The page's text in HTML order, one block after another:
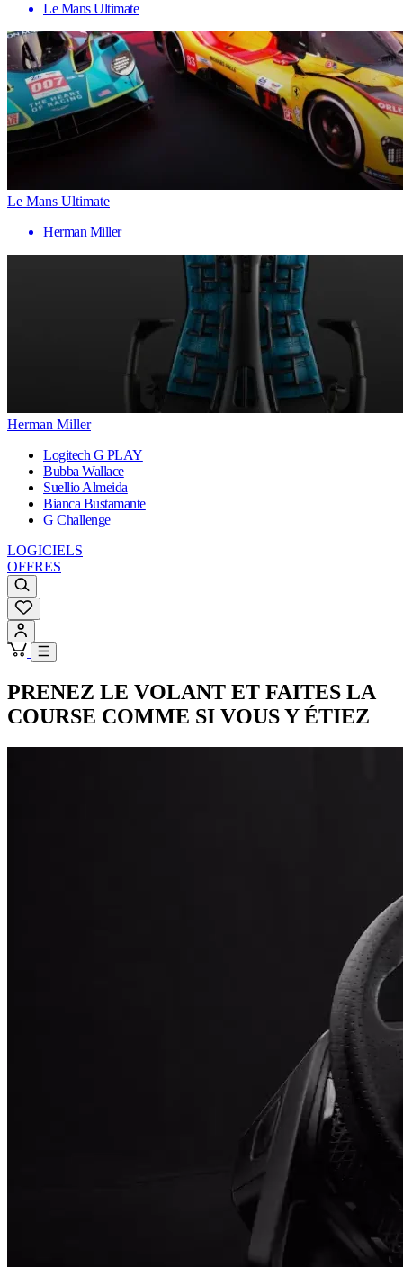
Le Mans Ultimate
Le Mans Ultimate
Herman Miller
Herman Miller
Logitech G PLAY
Bubba Wallace
Suellio Almeida
Bianca Bustamante
G Challenge
LOGICIELS
OFFRES
PRENEZ LE VOLANT ET FAITES LA
COURSE COMME SI VOUS Y ÉTIEZ